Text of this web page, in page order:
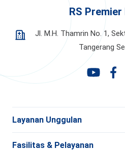
RS
Jl. M.H. Thamrin No. 1,
Tangerang
Layanan Unggulan
Fasilitas & Pelayanan